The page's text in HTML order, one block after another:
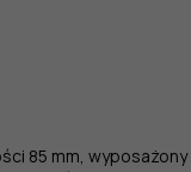
85 mm,